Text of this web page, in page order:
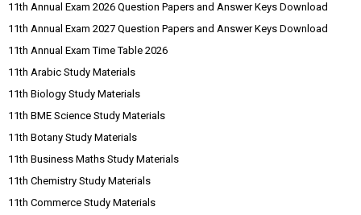
11th Annual Exam 2026 Question Papers and Answer Keys Download
11th Annual Exam 2027 Question Papers and Answer Keys Download
11th Annual Exam Time Table 2026
11th Arabic Study Materials
11th Biology Study Materials
11th BME Science Study Materials
11th Botany Study Materials
11th Business Maths Study Materials
11th Chemistry Study Materials
11th Commerce Study Materials